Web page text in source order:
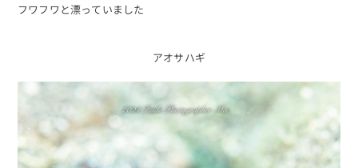
フワフワと漂っていました
アオサハギ